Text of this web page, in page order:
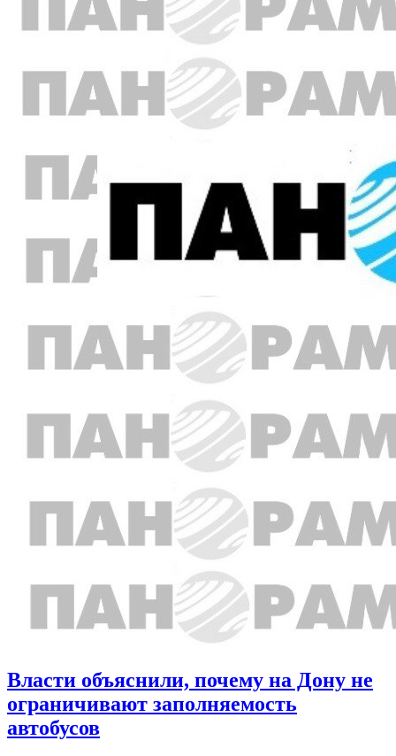
Власти объяснили, почему на Дону не
ограничивают заполняемость
автобусов